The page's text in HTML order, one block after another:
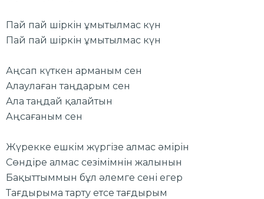
Пай пай шіркін ұмытылмас күн
Пай пай шіркін ұмытылмас күн
Аңсап күткен арманым сен
Алаулаған таңдарым сен
Ала таңдай қалайтын
Аңсағаным сен
Жүрекке ешкім жүргізе алмас әмірін
Сөндіре алмас сезімімнін жалынын
Бақыттыммын бұл әлемге сені егер
Тағдырыма тарту етсе тағдырым